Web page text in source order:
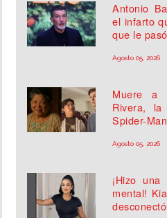
Antonio
el infarto
que le pasó
Agosto 05, 2026
Muere a
Rivera,
Spider-Man
Agosto 05, 2026
¡Hizo
mental!
desconectó